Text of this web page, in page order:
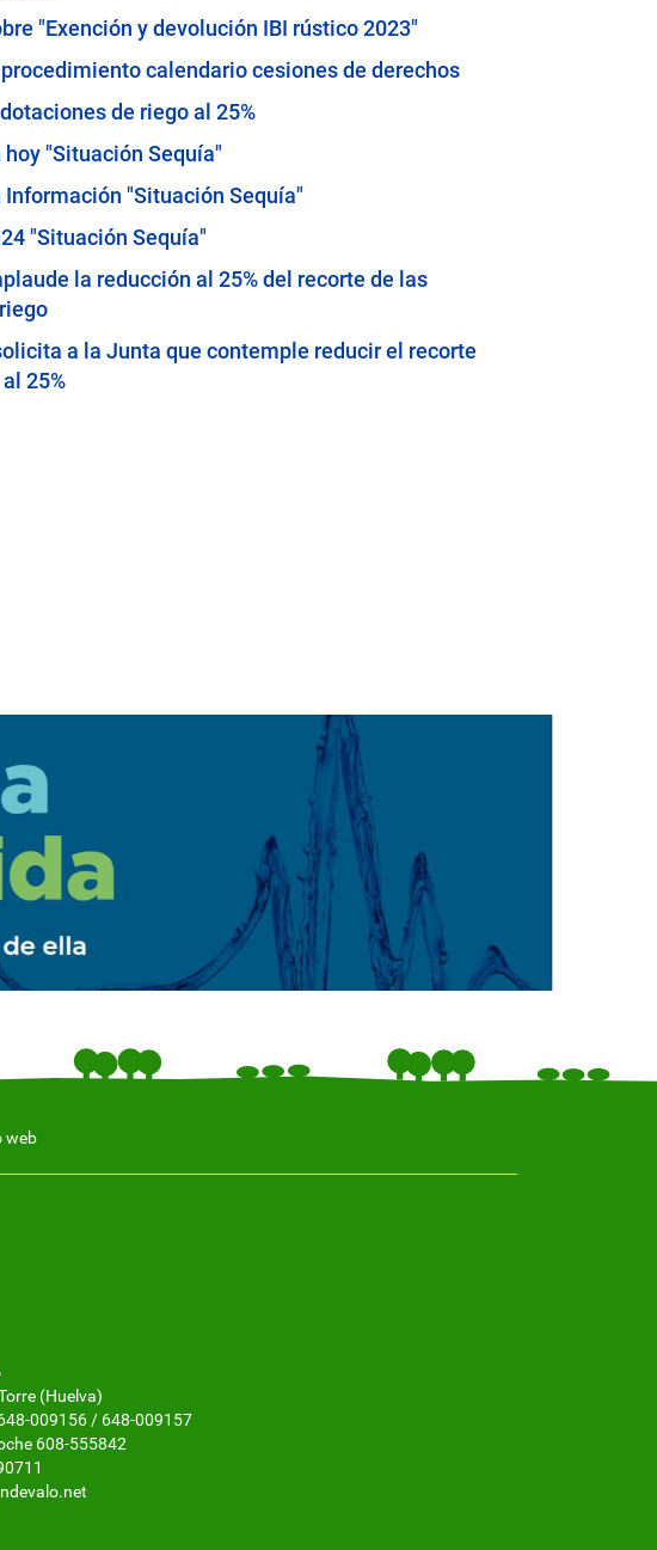
"Exención y devolución IBI rústico 2023"
calendario cesiones de derechos
de riego al 25%
"Situación Sequía"
"Situación Sequía"
"Situación Sequía"
la reducción al 25% del recorte de las
a la Junta que contemple reducir el recorte
25%
web
(Huelva)
009156 / 648-009157
608-555842